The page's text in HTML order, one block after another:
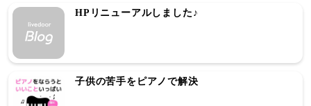
HPリニューアルしました♪
子供の苦手をピアノで解決